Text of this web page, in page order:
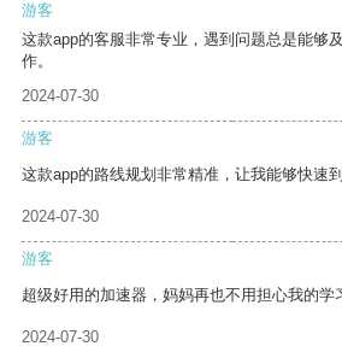
游客
这款app的客服非常专业，遇到问题总是能够
作。
2024-07-30
游客
这款app的路线规划非常精准，让我能够快速到
2024-07-30
游客
超级好用的加速器，妈妈再也不用担心我的学
2024-07-30